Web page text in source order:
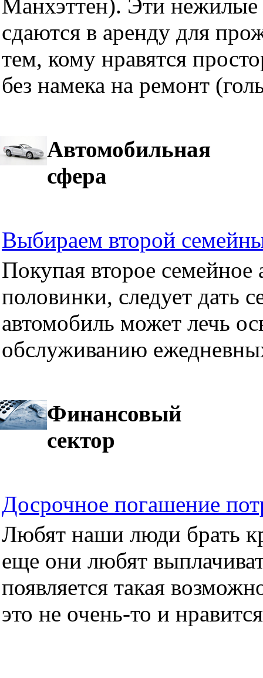
Манхэттен). Эти нежилые
сдаются в аренду для
тем, кому нравятся
без намека на ремонт
Автомобильная
сфера
Выбираем второй
Покупая второе семейное
половинки, следует дать
автомобиль может лечь
обслуживанию
Финансовый
сектор
Досрочное погашение
Любят наши люди брать
еще они любят
появляется такая
это не очень-то и